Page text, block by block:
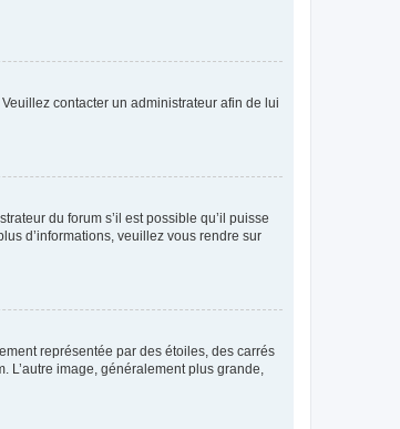
contacter un administrateur afin de lui
du forum s’il est possible qu’il puisse
d’informations, veuillez vous rendre sur
représentée par des étoiles, des carrés
image, généralement plus grande,